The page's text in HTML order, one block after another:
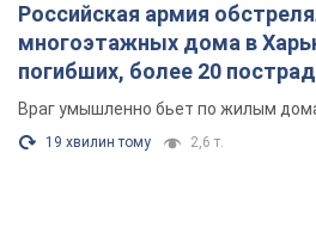
Российская армия
многоэтажных дома в
погибших, более 20
Враг умышленно бьет по жилым
19 хвилин тому 2,6 т.